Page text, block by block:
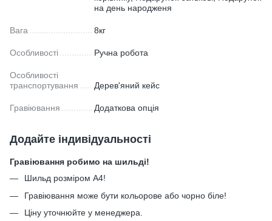
на день народженя
Вага 8кг
Особливості Ручна робота
Особливості
транспортування
Дерев'яний кейс
Гравіювання Додаткова опція
Додайте індивідуальності
Гравіювання робимо на шильді!
Шильд розміром А4!
Гравіювання може бути кольорове або чорно біле!
Ціну уточнюйте у менеджера.